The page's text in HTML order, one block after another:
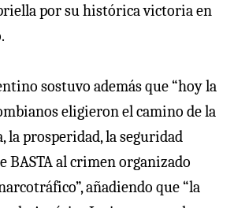
por su histórica victoria en
sostuvo además que “hoy la
eligieron el camino de la
la prosperidad, la seguridad
BASTA al crimen organizado
añadiendo que “la